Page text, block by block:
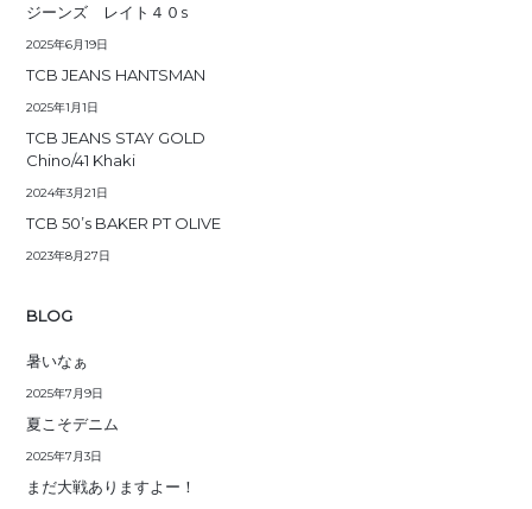
ジーンズ レイト４０s
2025年6月19日
TCB JEANS HANTSMAN
2025年1月1日
TCB JEANS STAY GOLD
Chino/41 Khaki
2024年3月21日
TCB 50’s BAKER PT OLIVE
2023年8月27日
BLOG
暑いなぁ
2025年7月9日
夏こそデニム
2025年7月3日
まだ大戦ありますよー！